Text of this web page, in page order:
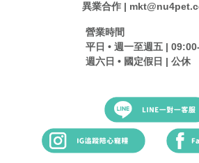
異業合作 |
營業時間
平日 • 週一至週五 |
週六日 • 國定假日 | 公休